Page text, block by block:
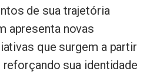
de sua trajetória
apresenta novas
que surgem a partir
sua identidade